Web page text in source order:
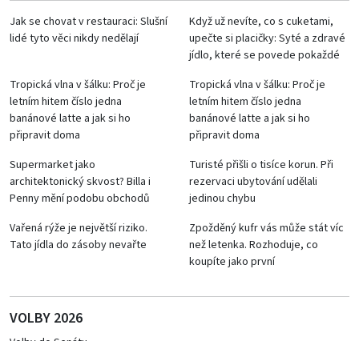
Jak se chovat v restauraci: Slušní
lidé tyto věci nikdy nedělají
Když už nevíte, co s cuketami,
upečte si placičky: Syté a zdravé
jídlo, které se povede pokaždé
Tropická vlna v šálku: Proč je
letním hitem číslo jedna
banánové latte a jak si ho
připravit doma
Tropická vlna v šálku: Proč je
letním hitem číslo jedna
banánové latte a jak si ho
připravit doma
Supermarket jako
architektonický skvost? Billa i
Penny mění podobu obchodů
Turisté přišli o tisíce korun. Při
rezervaci ubytování udělali
jedinou chybu
Vařená rýže je největší riziko.
Tato jídla do zásoby nevařte
Zpožděný kufr vás může stát víc
než letenka. Rozhoduje, co
koupíte jako první
VOLBY 2026